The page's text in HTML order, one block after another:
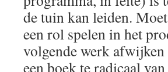
de tuin kan leiden.
een rol spelen in het
volgende werk
een boek te radicaal